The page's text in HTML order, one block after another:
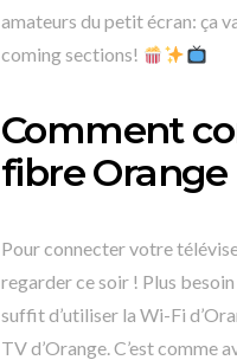
amateurs du petit écran: ça
coming sections!
Comment
fibre Orange
Pour connecter votre
regarder ce soir ! Plus
suffit d’utiliser la Wi-Fi
TV d’Orange. C’est comme